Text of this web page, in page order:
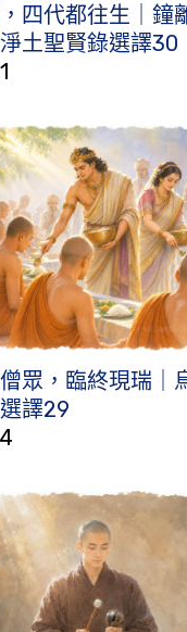
四代都往生｜鐘
土聖賢錄選譯30
眾，臨終現瑞｜
譯29